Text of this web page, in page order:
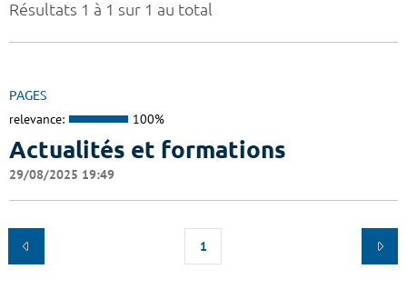
Résultats 1 à 1 sur 1 au total
PAGES
relevance: 100%
Actualités et formations
29/08/2025 19:49
1